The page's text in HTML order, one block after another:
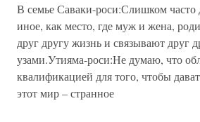
В семье Саваки-роси:Слишком часто
иное, как место, где муж и жена,
друг другу жизнь и связывают друг
узами.Утияма-роси:Не думаю, что
квалификацией для того, чтобы
этот мир – странное